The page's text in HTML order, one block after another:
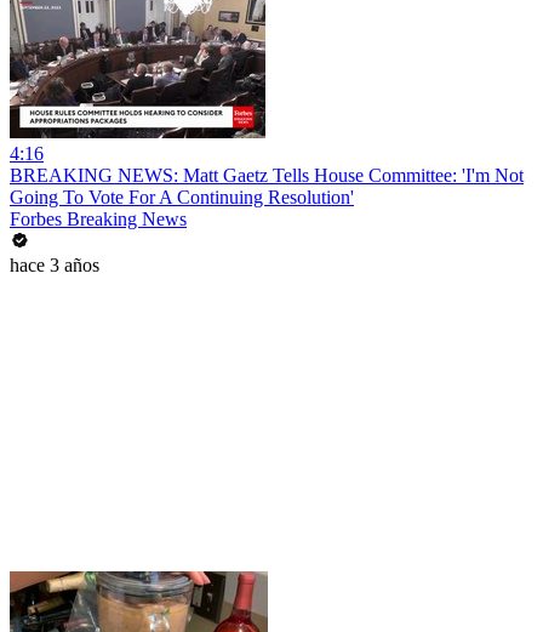
4:16
BREAKING NEWS: Matt Gaetz Tells House Committee: 'I'm Not
Going To Vote For A Continuing Resolution'
Forbes Breaking News
hace 3 años